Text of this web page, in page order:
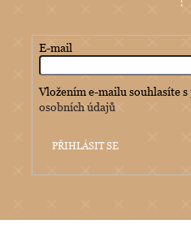
E-mail
Vložením e-mailu souhlasíte s
osobních údajů
PŘIHLÁSIT SE